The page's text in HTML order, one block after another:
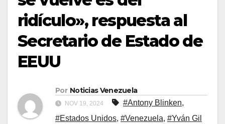
ridículo», respuesta al
Secretario de Estado de
EEUU
Por Noticias Venezuela
NOV 19, 2024 #Antony Blinken,
#Estados Unidos, #Venezuela, #Yván Gil